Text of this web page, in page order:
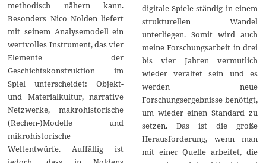
methodisch nähern kann.
Besonders Nico Nolden liefert
mit seinem Analysemodell ein
wertvolles Instrument, das vier
Elemente der
Geschichtskonstruktion im
Spiel unterscheidet: Objekt-
und Materialkultur, narrative
Netzwerke, makrohistorische
(Rechen-)Modelle und
mikrohistorische
Weltentwürfe. Auffällig ist
digitale Spiele ständig in einem
strukturellen Wandel
unterliegen. Somit wird auch
meine Forschungsarbeit in drei
bis vier Jahren vermutlich
wieder veraltet sein und es
werden neue
Forschungsergebnisse benötigt,
um wieder einen Standard zu
setzen. Das ist die große
Herausforderung, wenn man
mit einer Quelle arbeitet, die